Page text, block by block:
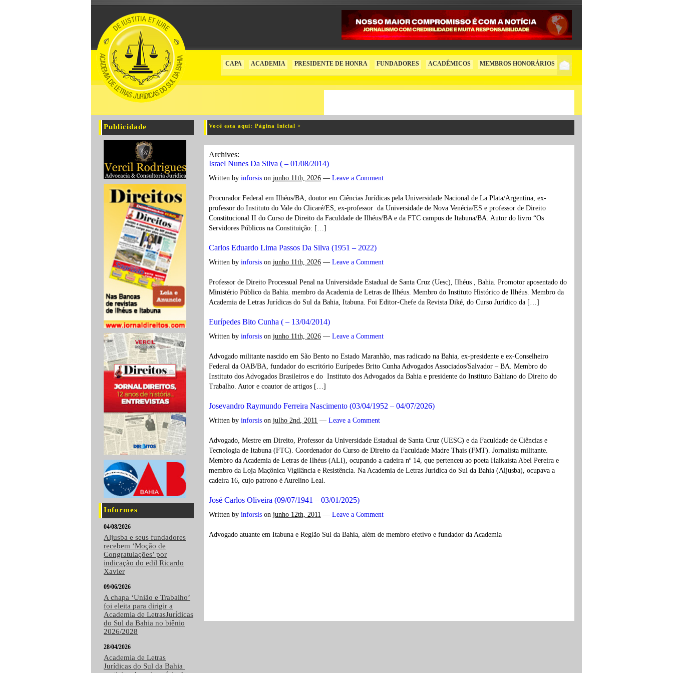
CAPA ACADEMIA PRESIDENTE DE HONRA FUNDADORES ACADÊMICOS MEMBROS HONORÁRIOS
Publicidade
Informes
04/08/2026
Aljusba e seus fundadores
recebem ‘Moção de
Congratulações’ por
indicação do edil Ricardo
Xavier
09/06/2026
A chapa ‘União e Trabalho’
foi eleita para dirigir a
Academia de LetrasJurídicas
do Sul da Bahia no biênio
2026/2028
28/04/2026
Academia de Letras
Jurídicas do Sul da Bahia
Você esta aqui: Página Inicial >
Archives:
Israel Nunes Da Silva ( – 01/08/2014)
Written by inforsis on junho 11th, 2026 — Leave a Comment
Procurador Federal em Ilhéus/BA, doutor em Ciências Jurídicas pela Universidade Nacional de La Plata/Argentina, ex-
professor do Instituto do Vale do Clicaré/ES, ex-professor da Universidade de Nova Venécia/ES e professor de Direito
Constitucional II do Curso de Direito da Faculdade de Ilhéus/BA e da FTC campus de Itabuna/BA. Autor do livro “Os
Servidores Públicos na Constituição: […]
Carlos Eduardo Lima Passos Da Silva (1951 – 2022)
Written by inforsis on junho 11th, 2026 — Leave a Comment
Professor de Direito Processual Penal na Universidade Estadual de Santa Cruz (Uesc), Ilhéus , Bahia. Promotor aposentado do
Ministério Público da Bahia. membro da Academia de Letras de Ilhéus. Membro do Instituto Histórico de Ilhéus. Membro da
Academia de Letras Jurídicas do Sul da Bahia, Itabuna. Foi Editor-Chefe da Revista Diké, do Curso Jurídico da […]
Eurípedes Bito Cunha ( – 13/04/2014)
Written by inforsis on junho 11th, 2026 — Leave a Comment
Advogado militante nascido em São Bento no Estado Maranhão, mas radicado na Bahia, ex-presidente e ex-Conselheiro
Federal da OAB/BA, fundador do escritório Eurípedes Brito Cunha Advogados Associados/Salvador – BA. Membro do
Instituto dos Advogados Brasileiros e do Instituto dos Advogados da Bahia e presidente do Instituto Bahiano do Direito do
Trabalho. Autor e coautor de artigos […]
Josevandro Raymundo Ferreira Nascimento (03/04/1952 – 04/07/2026)
Written by inforsis on julho 2nd, 2011 — Leave a Comment
Advogado, Mestre em Direito, Professor da Universidade Estadual de Santa Cruz (UESC) e da Faculdade de Ciências e
Tecnologia de Itabuna (FTC). Coordenador do Curso de Direito da Faculdade Madre Thais (FMT). Jornalista militante.
Membro da Academia de Letras de Ilhéus (ALI), ocupando a cadeira nº 14, que pertenceu ao poeta Haikaista Abel Pereira e
membro da Loja Maçônica Vigilância e Resistência. Na Academia de Letras Jurídica do Sul da Bahia (Aljusba), ocupava a
cadeira 16, cujo patrono é Aurelino Leal.
José Carlos Oliveira (09/07/1941 – 03/01/2025)
Written by inforsis on junho 12th, 2011 — Leave a Comment
Advogado atuante em Itabuna e Região Sul da Bahia, além de membro efetivo e fundador da Academia